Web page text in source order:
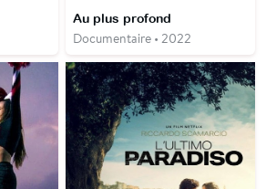
Au plus profond
Documentaire • 2022